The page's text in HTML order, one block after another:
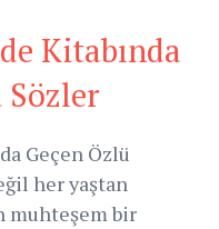
Kitabında
Sözler
Geçen Özlü
her yaştan
muhteşem bir